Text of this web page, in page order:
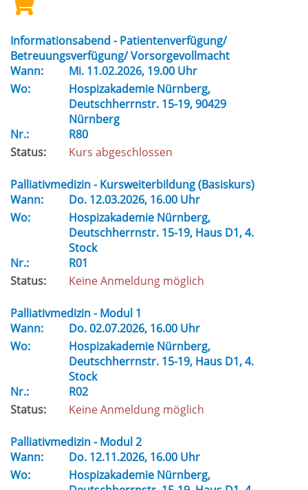
Informationsabend - Patientenverfügung/
Betreuungsverfügung/ Vorsorgevollmacht
Wann:
Mi. 11.02.2026, 19.00 Uhr
Wo:
Hospizakademie Nürnberg,
Deutschherrnstr. 15-19, 90429
Nürnberg
Nr.:
R80
Status:
Kurs abgeschlossen
Palliativmedizin - Kursweiterbildung (Basiskurs)
Wann:
Do. 12.03.2026, 16.00 Uhr
Wo:
Hospizakademie Nürnberg,
Deutschherrnstr. 15-19, Haus D1, 4.
Stock
Nr.:
R01
Status:
Keine Anmeldung möglich
Palliativmedizin - Modul 1
Wann:
Do.02.07.2026, 16.00 Uhr
Wo:
Hospizakademie Nürnberg,
Deutschherrnstr. 15-19, Haus D1, 4.
Stock
Nr.:
R02
Status:
Keine Anmeldung möglich
Palliativmedizin - Modul 2
Wann:
Do. 12.11.2026, 16.00 Uhr
Wo:
Hospizakademie Nürnberg,